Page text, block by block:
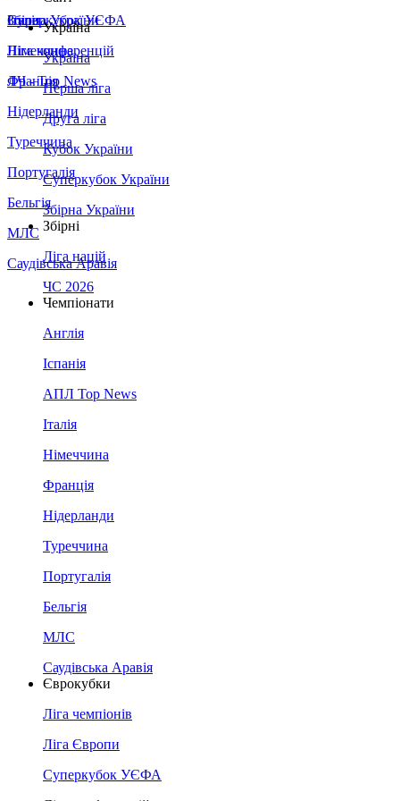
Збірна України
Італія
Німеччина
Франція
Нідерланди
Туреччина
Португалія
Бельгія
МЛС
Саудівська Аравія
Суперкубок УЄФА
Ліга конференцій
ЛЧ - Top News
Україна
Україна
Перша ліга
Друга ліга
Кубок України
Суперкубок України
Збірна України
Збірні
Ліга націй
ЧС 2026
Чемпіонати
Англія
Іспанія
АПЛ Top News
Італія
Німеччина
Франція
Нідерланди
Туреччина
Португалія
Бельгія
МЛС
Саудівська Аравія
Єврокубки
Ліга чемпіонів
Ліга Європи
Суперкубок УЄФА